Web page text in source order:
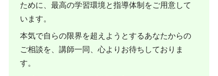
ために、最高の学習環境と指導体制をご用意して
います。
本気で自らの限界を超えようとするあなたからの
ご相談を、講師一同、心よりお待ちしておりま
す。